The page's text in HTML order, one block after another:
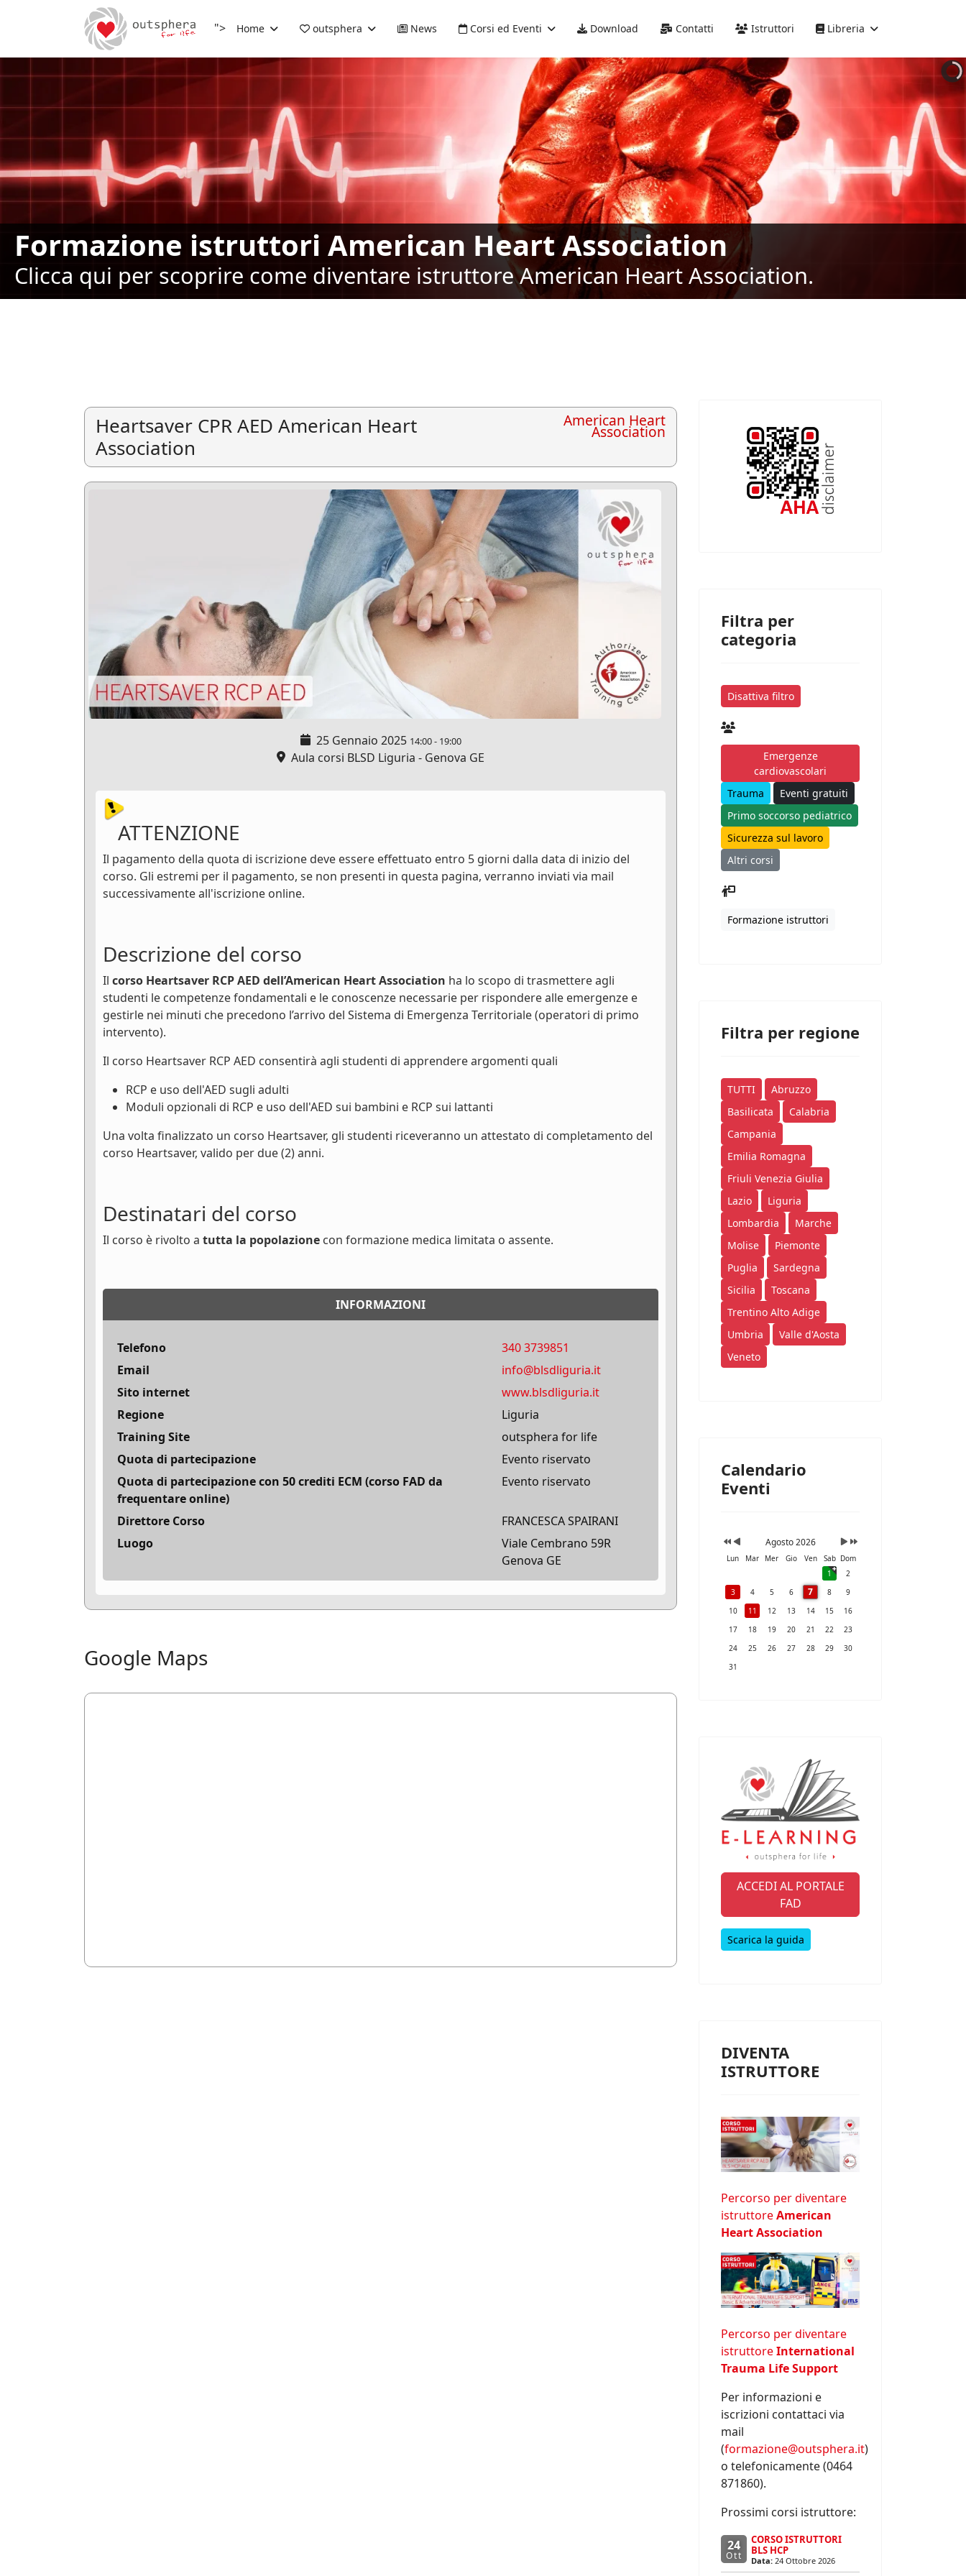
"> Home outsphera News Corsi ed Eventi Download Contatti Istruttori Libreria
Formazione istruttori American Heart Association
Clicca qui per scoprire come diventare istruttore American Heart Association.
Heartsaver CPR AED American Heart
Association
American Heart
Association
25 Gennaio 2025 14:00- 19:00
Aula corsi BLSD Liguria - Genova GE
ATTENZIONE
Il pagamento della quota di iscrizione deve essere effettuato entro 5 giorni dalla data di inizio del
corso. Gli estremi per il pagamento, se non presenti in questa pagina, verranno inviati via mail
successivamente all'iscrizione online.
Descrizione del corso
Il corso Heartsaver RCP AED dell’American Heart Association ha lo scopo di trasmettere agli
studenti le competenze fondamentali e le conoscenze necessarie per rispondere alle emergenze e
gestirle nei minuti che precedono l’arrivo del Sistema di Emergenza Territoriale (operatori di primo
intervento).
Il corso Heartsaver RCP AED consentirà agli studenti di apprendere argomenti quali
RCP e uso dell'AED sugli adulti
Moduli opzionali di RCP e uso dell'AED sui bambini e RCP sui lattanti
Una volta finalizzato un corso Heartsaver, gli studenti riceveranno un attestato di completamento del
corso Heartsaver, valido per due (2) anni.
Destinatari del corso
Il corso è rivolto a tutta la popolazione con formazione medica limitata o assente.
INFORMAZIONI
Telefono
340 3739851
Email
info@blsdliguria.it
Sito internet
www.blsdliguria.it
Regione
Liguria
Training Site
outsphera for life
Quota di partecipazione
Evento riservato
Quota di partecipazione con 50 crediti ECM (corso FAD da
frequentare online)
Evento riservato
Direttore Corso
FRANCESCA SPAIRANI
Luogo
Viale Cembrano 59R
Genova GE
Google Maps
Filtra per
categoria
Disattiva filtro
Emergenze
cardiovascolari
Trauma
Eventi gratuiti
Primo soccorso pediatrico
Sicurezza sul lavoro
Altri corsi
Formazione istruttori
Filtra per regione
TUTTI
Abruzzo
Basilicata
Calabria
Campania
Emilia Romagna
Friuli Venezia Giulia
Lazio
Liguria
Lombardia
Marche
Molise
Piemonte
Puglia
Sardegna
Sicilia
Toscana
Trentino Alto Adige
Umbria
Valle d'Aosta
Veneto
Calendario
Eventi
Agosto 2026
Lun Mar Mer Gio Ven Sab Dom
1
2
3
4 5 6 7 8
9
10
11 12 13 14 15
16
17
18 19 20 21 22
23
24
25 26 27 28 29
30
31
ACCEDI AL PORTALE
FAD
Scarica la guida
DIVENTA
ISTRUTTORE
Percorso per diventare
istruttoreAmerican
Heart Association
Percorso per diventare
istruttoreInternational
Trauma Life Support
Per informazioni e
iscrizioni contattaci via
mail
(formazione@outsphera.it)
o telefonicamente (0464
871860).
Prossimi corsi istruttore:
24
Ott
CORSO ISTRUTTORI
BLS HCP
Data: 24 Ottobre 2026